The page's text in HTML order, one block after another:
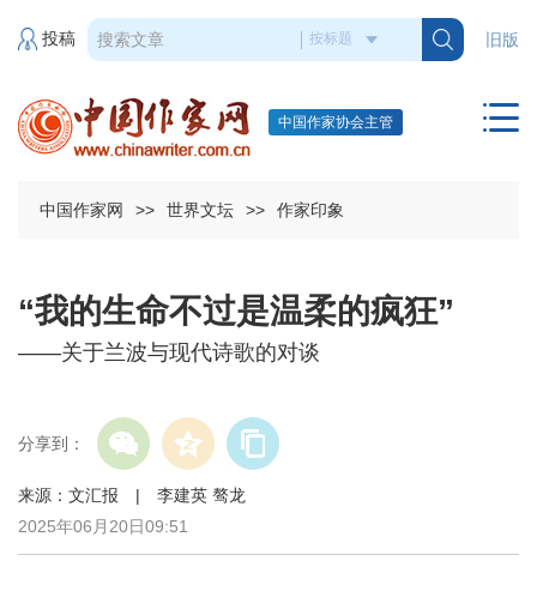
旧版
投稿
中国作家协会主管
中国作家网 >> 世界文坛 >> 作家印象
“我的生命不过是温柔的疯狂”
——关于兰波与现代诗歌的对谈
分享到：
来源：文汇报 | 李建英 骜龙
2025年06月20日09:51